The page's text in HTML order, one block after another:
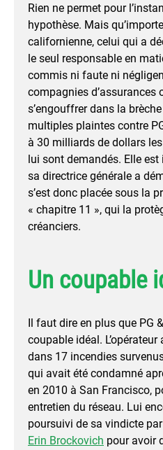
Rien ne permet pour
hypothèse. Mais
californienne, celui qui a
le seul responsable en
commis ni faute ni
compagnies d’assurances
s’engouffrer dans la
multiples plaintes contre
à 30 milliards de dollars
lui sont demandés. Elle
sa directrice générale a
s’est donc placée sous la
« chapitre 11 », qui la
créanciers.
Un coupable
Il faut dire en plus que PG
coupable idéal.
dans 17 incendies
qui avait été condamné
en 2010 à San Francisco,
entretien du réseau. Lui
poursuivi de sa vindicte par
Erin Brockovich pour avoir